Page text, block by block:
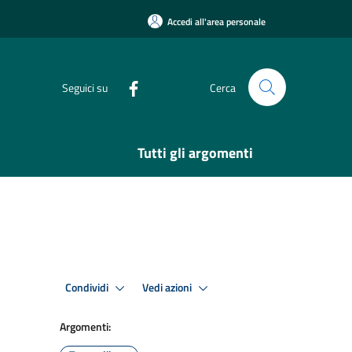
Accedi all'area personale
Seguici su Cerca
Tutti gli argomenti
Condividi Vedi azioni
Argomenti: